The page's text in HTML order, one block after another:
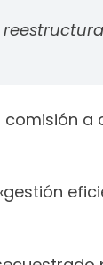
a